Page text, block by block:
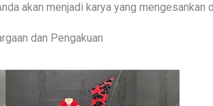
akan menjadi karya yang mengesankan
dan Pengakuan